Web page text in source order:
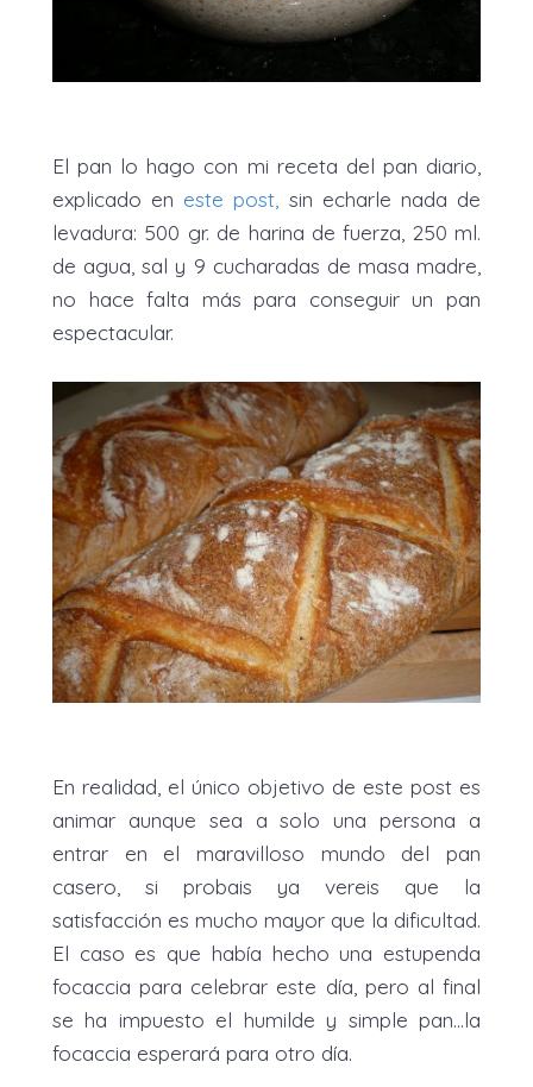
El pan lo hago con mi receta del pan diario,
explicado en este post sin echarle nada de
levadura: 500 gr. de harina de fuerza, 250 ml.
de agua, sal y 9 cucharadas de masa madre,
no hace falta más para conseguir un pan
espectacular.
En realidad, el único objetivo de este post es
animar aunque sea a solo una persona a
entrar en el maravilloso mundo del pan
casero, si probais ya vereis que la
satisfacción es mucho mayor que la dificultad.
El caso es que había hecho una estupenda
focaccia para celebrar este día, pero al final
se ha impuesto el humilde y simple pan...la
focaccia esperará para otro día.